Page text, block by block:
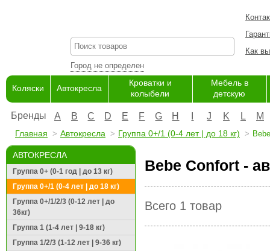
Город не определен
Как
Коляски Автокресла
Кроватки и
колыбели
Мебель в
детскую
Бренды A B C D E F G H J K L M
Главная Автокресла Группа 0+/1 (0-4 лет | до 18 кг)
АВТОКРЕСЛА
Группа 0+ (0-1 год | до 13 кг)
Группа 0+/1 (0-4 лет | до 18 кг)
Группа 0+/1/2/3 (0-12 лет | до
36кг)
Группа 1 (1-4 лет | 9-18 кг)
Группа 1/2/3 (1-12 лет | 9-36 кг)
Bebe Confort -
Всего 1 товар